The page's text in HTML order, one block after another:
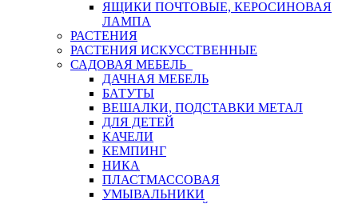
ЯЩИКИ ПОЧТОВЫЕ, КЕРОСИНОВАЯ
ЛАМПА
РАСТЕНИЯ
РАСТЕНИЯ ИСКУССТВЕННЫЕ
САДОВАЯ МЕБЕЛЬ
ДАЧНАЯ МЕБЕЛЬ
БАТУТЫ
ВЕШАЛКИ, ПОДСТАВКИ МЕТАЛ
ДЛЯ ДЕТЕЙ
КАЧЕЛИ
КЕМПИНГ
НИКА
ПЛАСТМАССОВАЯ
УМЫВАЛЬНИКИ